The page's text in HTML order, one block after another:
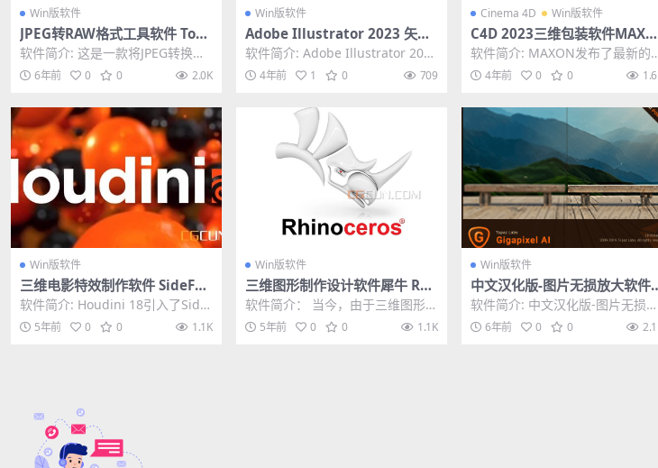
Win版软件
JPEG转RAW格式工具软件 Topa
z JPEG to RAW AI V2.2.1 Win
破解版
软件简介: 这是一款将JPEG转换为
高质量RAW的软件，以实现更好的
编辑。防止出...
6年前 0 0 2.0K
Win版软件
Adobe Illustrator 2023 矢量
图形设计软件 AI CC2023中文
版
软件简介: Adobe Illustrator 2023
矢量图形设计软件 AI...
4年前 1 0 709
Cinema 4D Win版软件
C4D 2023三维包装软件MAXO
N Cinema 4D 2023 Win 中文/
英文破解版
软件简介: MAXON发布了最新的C
4D 2023软件，此版本提供了我们
艺术家最...
4年前 0 0
Win版软件
三维电影特效制作软件 SideFX
Houdini FX 18.5.499 Win
软件简介: Houdini 18引入了Side
FX Solaris（基于USD-...
5年前 0 0 1.1K
Win版软件
三维图形制作设计软件犀牛 Rhi
noceros 7.6.21124.09002 Wi
n中文/英文版
软件简介： 当今，由于三维图形软
件的异常丰富， 想要在激烈的竞争
中取得一席之地，...
5年前 0 0 1.1K
Win版软件
中文汉化版-图片无损放大软件
opaz Gigapixel AI 4.9.4.1 Wi
n破解版
软件简介: 中文汉化版-图片无损放
大软件 Topaz Gigapixel AI ...
6年前 0 0